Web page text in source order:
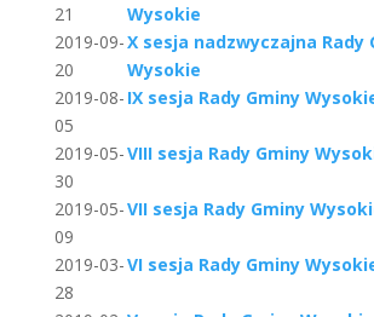
21
Wysokie
2019-09-
20
X sesja nadzwyczajna Rady
Wysokie
2019-08-
05
IX sesja Rady Gminy
2019-05-
30
VIII sesja Rady Gminy
2019-05-
09
VII sesja Rady Gminy
2019-03-
28
VI sesja Rady Gminy